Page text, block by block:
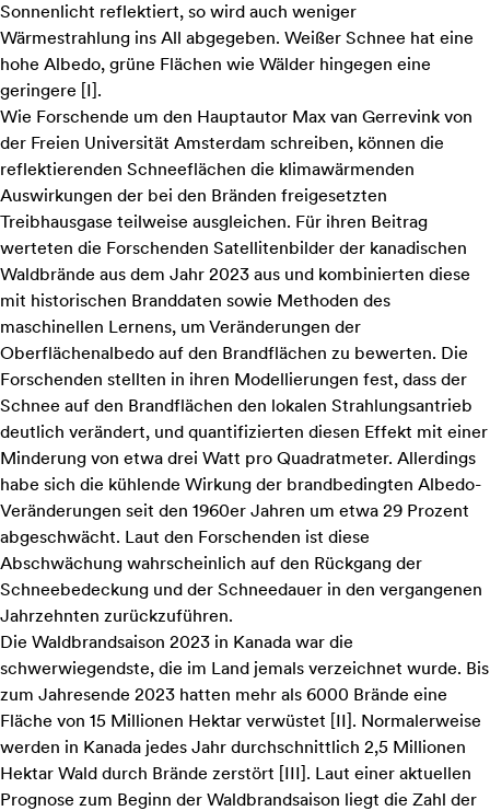
Sonnenlicht reflektiert, so wird auch weniger
Wärmestrahlung ins All abgegeben. Weißer Schnee hat eine
hohe Albedo, grüne Flächen wie Wälder hingegen eine
geringere [I].
Wie Forschende um den Hauptautor Max van Gerrevink von
der Freien Universität Amsterdam schreiben, können die
reflektierenden Schneeflächen die klimawärmenden
Auswirkungen der bei den Bränden freigesetzten
Treibhausgase teilweise ausgleichen. Für ihren Beitrag
werteten die Forschenden Satellitenbilder der kanadischen
Waldbrände aus dem Jahr 2023 aus und kombinierten diese
mit historischen Branddaten sowie Methoden des
maschinellen Lernens, um Veränderungen der
Oberflächenalbedo auf den Brandflächen zu bewerten. Die
Forschenden stellten in ihren Modellierungen fest, dass der
Schnee auf den Brandflächen den lokalen Strahlungsantrieb
deutlich verändert, und quantifizierten diesen Effekt mit einer
Minderung von etwa drei Watt pro Quadratmeter. Allerdings
habe sich die kühlende Wirkung der brandbedingten Albedo-
Veränderungen seit den 1960er Jahren um etwa 29 Prozent
abgeschwächt. Laut den Forschenden ist diese
Abschwächung wahrscheinlich auf den Rückgang der
Schneebedeckung und der Schneedauer in den vergangenen
Jahrzehnten zurückzuführen.
Die Waldbrandsaison 2023 in Kanada war die
schwerwiegendste, die im Land jemals verzeichnet wurde. Bis
zum Jahresende 2023 hatten mehr als 6000 Brände eine
Fläche von 15 Millionen Hektar verwüstet [II]. Normalerweise
werden in Kanada jedes Jahr durchschnittlich 2,5 Millionen
Hektar Wald durch Brände zerstört [III]. Laut einer aktuellen
Prognose zum Beginn der Waldbrandsaison liegt die Zahl der